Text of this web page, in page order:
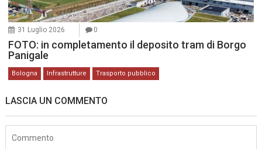
31 Luglio 2026 0
FOTO: in completamento il deposito tram di Borgo
Panigale
Bologna Infrastrutture Trasporto pubblico
LASCIA UN COMMENTO